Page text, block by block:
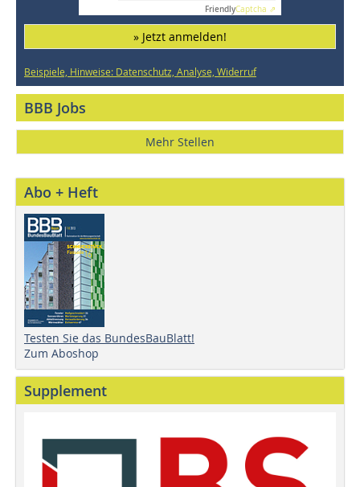
FriendlyCaptcha ⇗
» Jetzt anmelden!
Beispiele, Hinweise: Datenschutz, Analyse, Widerruf
BBB Jobs
Mehr Stellen
Abo + Heft
Testen Sie das BundesBauBlatt!
Zum Aboshop
Supplement